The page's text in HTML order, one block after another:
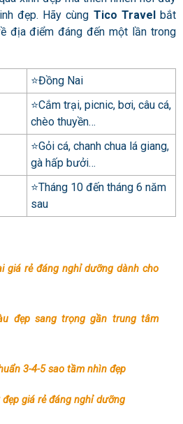
đẹp. Hãy cùng Tico Travel
bắt
địa điểm đáng đến một lần trong
⭐Đồng Nai
⭐Cắm trại, picnic, bơi, câu cá,
chèo thuyền…
⭐Gỏi cá, chanh chua lá giang,
gà hấp bưởi…
⭐Tháng 10 đến tháng 6 năm
sau
giá rẻ đáng nghỉ dưỡng dành cho
đẹp sang trọng gần trung tâm
3-4-5 sao tầm nhìn đẹp
đẹp giá rẻ đáng nghỉ dưỡng